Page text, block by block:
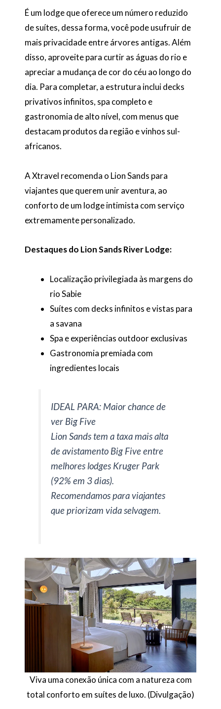
É um lodge que oferece um número reduzido
de suítes, dessa forma, você pode usufruir de
mais privacidade entre árvores antigas. Além
disso, aproveite para curtir as águas do rio e
apreciar a mudança de cor do céu ao longo do
dia. Para completar, a estrutura inclui decks
privativos infinitos, spa completo e
gastronomia de alto nível, com menus que
destacam produtos da região e vinhos sul-
africanos.
A Xtravel recomenda o Lion Sands para
viajantes que querem unir aventura, ao
conforto de um lodge intimista com serviço
extremamente personalizado.
Destaques do Lion Sands River Lodge:
Localização privilegiada às margens do
rio Sabie
Suítes com decks infinitos e vistas para
a savana
Spa e experiências outdoor exclusivas
Gastronomia premiada com
ingredientes locais
IDEAL PARA: Maior chance de
ver Big Five
Lion Sands tem a taxa mais alta
de avistamento Big Five entre
melhores lodges Kruger Park
(92% em 3 dias).
Recomendamos para viajantes
que priorizam vida selvagem.
Viva uma conexão única com a natureza com
total conforto em suítes de luxo. (Divulgação)